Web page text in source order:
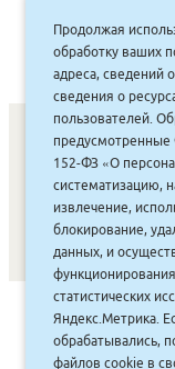
1 2 3 4
СОНУННАР|
АКЦИЯЛАР|
САЙТ СОЗДАН:
Продолжая
обработку ваших
адреса, сведений
сведения о
пользователей.
152-ФЗ «О
систематизацию,
извлечение,
блокирование,
данных, и
статистических
Яндекс.Метрика.
обрабатывались,
файлов cookie в